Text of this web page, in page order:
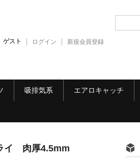
ゲスト ログイン 新規会員登録
吸排気系 エアロキャッチ
イ 肉厚4.5mm